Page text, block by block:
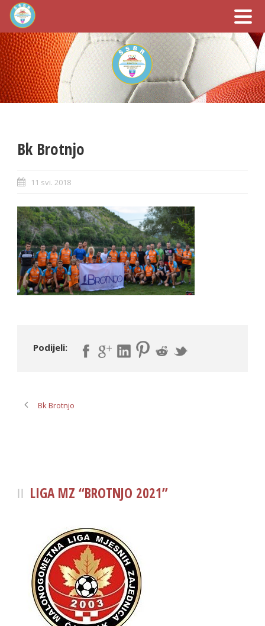
Bk Brotnjo
11 svi. 2018
Podijeli:
Bk Brotnjo
LIGA MZ “BROTNJO 2021”